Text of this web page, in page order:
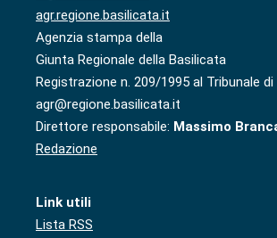
agr.regione.basilicata.it
Agenzia stampa della
Giunta Regionale della Basilicata
Registrazione n. 209/1995 al Tribunale
agr@regione.basilicata.it
Direttore responsabile: Massimo
Redazione
Link utili
Lista RSS